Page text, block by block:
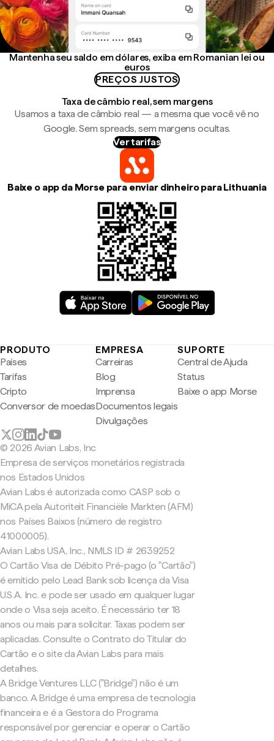
Mantenha seu saldo em dólares, exiba em Romanian lei ou
euros
PREÇOS JUSTOS
Taxa de câmbio real, sem margens
Usamos a taxa de câmbio real — a mesma que você vê no
Google. Sem spreads, sem margens ocultas.
Ver tarifas
Baixe o app da Morse para enviar dinheiro para Lithuania
PRODUTO
Países
Tarifas
Cripto
Conversor de moedas
EMPRESA
Carreiras
Blog
Imprensa
Documentos legais
Divulgações
SUPORTE
Central de Ajuda
Status
Baixe o app Morse
© 2026 Avian Labs, Inc
Empresa de serviços monetários registrada
nos Estados Unidos
Avian Labs é autorizada como CASP sob o
MiCA pela Autoriteit Financiële Markten (AFM)
nos Países Baixos (número de registro
41000005).
Avian Labs USA, Inc., NMLS ID # 2639252
O Cartão Visa de Débito Pré-pago (o "Cartão")
é emitido pelo Lead Bank sob licença da Visa
U.S.A. Inc. e pode ser usado em qualquer lugar
onde o Visa seja aceito. É necessário ter 18
anos ou mais para solicitar. Taxas podem ser
aplicadas. Consulte o Contrato do Titular do
Cartão e o site da Avian Labs para mais
detalhes.
A Bridge Ventures LLC ("Bridge") não é um
banco. A Bridge é uma empresa de tecnologia
financeira e é a Gestora do Programa
responsável por gerenciar e operar o Cartão